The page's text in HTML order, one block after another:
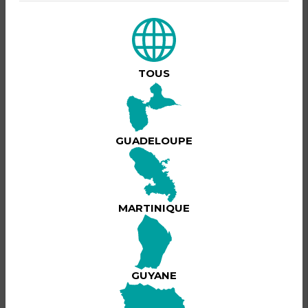
DESCRIPTION DU PRODUIT
Le concert tant attendu de Fanny J au palais des sports
La Diva du Zouk, Fanny J est de retour pour un concert
LIVE accompagnée de ses musiciens et elle vous
interprétera tous ses classiques : Ancrée à ton port, Je
l’aime , OKAY, Dis Le Moi, Aucune Larme, Je l’attendrai,
Palé mais également les tubes de son nouvel album
Lire plus
BILLETTERIE
TOUS
GUADELOUPE
MARTINIQUE
GUYANE